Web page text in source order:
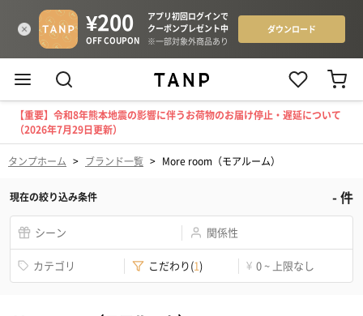
【重要】令和8年熊本地震の影響に伴うお荷物のお届け停止・遅延について
（2026年7月29日更新）
タンプホーム > ブランド一覧 > More room（モアルーム）
現在の絞り込み条件 -件
シーン 関係性
カテゴリ こだわり(1) ¥ 0 ~ 上限なし